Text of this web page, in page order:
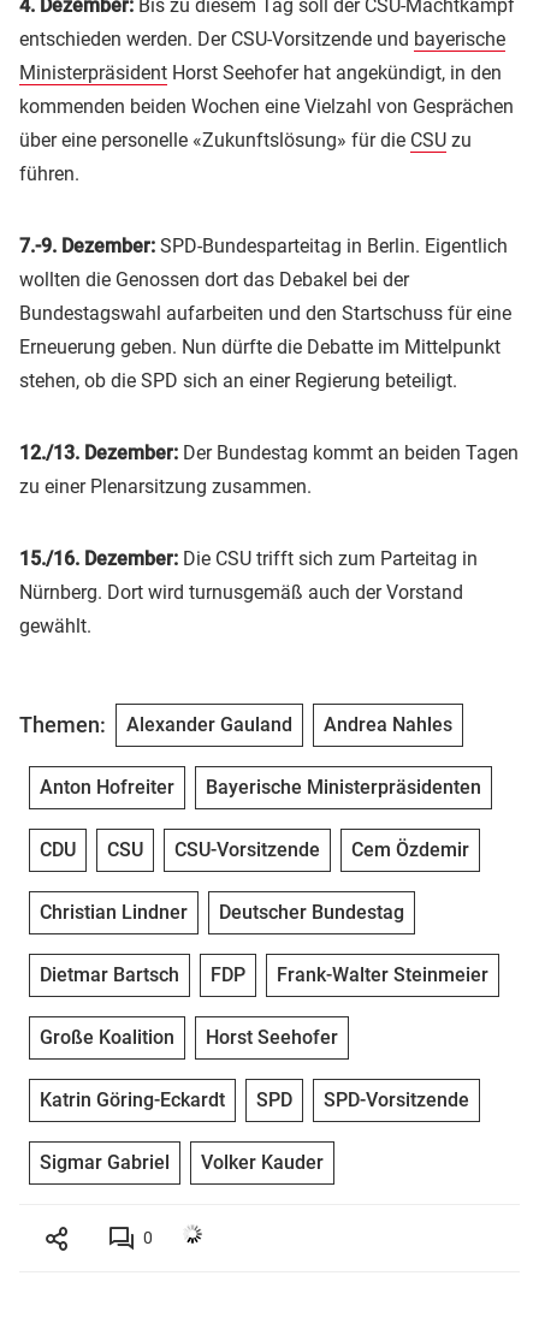
4. Dezember: Bis zu diesem Tag soll der CSU-Machtkampf
entschieden werden. Der CSU-Vorsitzende und bayerische
Ministerpräsident Horst Seehofer hat angekündigt, in den
kommenden beiden Wochen eine Vielzahl von Gesprächen
über eine personelle «Zukunftslösung» für die CSU zu
führen.
7.-9. Dezember: SPD-Bundesparteitag in Berlin. Eigentlich
wollten die Genossen dort das Debakel bei der
Bundestagswahl aufarbeiten und den Startschuss für eine
Erneuerung geben. Nun dürfte die Debatte im Mittelpunkt
stehen, ob die SPD sich an einer Regierung beteiligt.
12./13. Dezember: Der Bundestag kommt an beiden Tagen
zu einer Plenarsitzung zusammen.
15./16. Dezember: Die CSU trifft sich zum Parteitag in
Nürnberg. Dort wird turnusgemäß auch der Vorstand
gewählt.
Themen: Alexander Gauland Andrea Nahles
Anton Hofreiter Bayerische Ministerpräsidenten
CDU CSU CSU-Vorsitzende Cem Özdemir
Christian Lindner Deutscher Bundestag
Dietmar Bartsch FDP Frank-Walter Steinmeier
Große Koalition Horst Seehofer
Katrin Göring-Eckardt SPD SPD-Vorsitzende
Sigmar Gabriel Volker Kauder
0